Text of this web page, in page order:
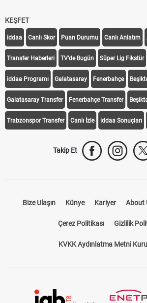
Transfer Haberleri TV'de Bugün Süper Lig Fikstür
iddaa Programı Galatasaray Fenerbahçe
Galatasaray Transfer Fenerbahçe Transfer
Trabzonspor Transfer Canlı İzle iddaa Sonuçları
Takip Et